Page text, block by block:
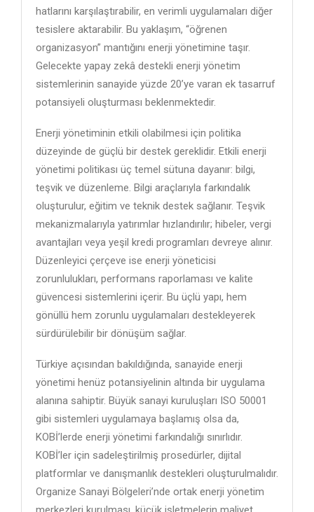
hatlarını karşılaştırabilir, en verimli uygulamaları diğer
tesislere aktarabilir. Bu yaklaşım, “öğrenen
organizasyon” mantığını enerji yönetimine taşır.
Gelecekte yapay zekâ destekli enerji yönetim
sistemlerinin sanayide yüzde 20’ye varan ek tasarruf
potansiyeli oluşturması beklenmektedir.
Enerji yönetiminin etkili olabilmesi için politika
düzeyinde de güçlü bir destek gereklidir. Etkili enerji
yönetimi politikası üç temel sütuna dayanır: bilgi,
teşvik ve düzenleme. Bilgi araçlarıyla farkındalık
oluşturulur, eğitim ve teknik destek sağlanır. Teşvik
mekanizmalarıyla yatırımlar hızlandırılır; hibeler, vergi
avantajları veya yeşil kredi programları devreye alınır.
Düzenleyici çerçeve ise enerji yöneticisi
zorunlulukları, performans raporlaması ve kalite
güvencesi sistemlerini içerir. Bu üçlü yapı, hem
gönüllü hem zorunlu uygulamaları destekleyerek
sürdürülebilir bir dönüşüm sağlar.
Türkiye açısından bakıldığında, sanayide enerji
yönetimi henüz potansiyelinin altında bir uygulama
alanına sahiptir. Büyük sanayi kuruluşları ISO 50001
gibi sistemleri uygulamaya başlamış olsa da,
KOBİ’lerde enerji yönetimi farkındalığı sınırlıdır.
KOBİ’ler için sadeleştirilmiş prosedürler, dijital
platformlar ve danışmanlık destekleri oluşturulmalıdır.
Organize Sanayi Bölgeleri’nde ortak enerji yönetim